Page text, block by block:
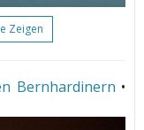
Zeigen
Bernhardinern •